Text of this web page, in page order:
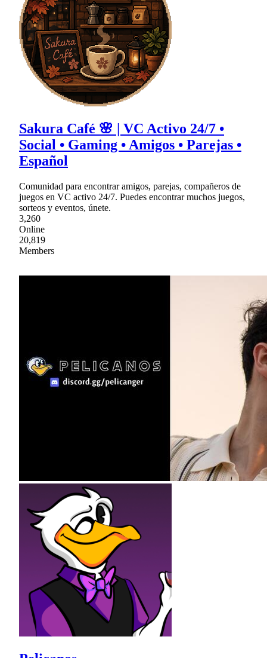
Sakura Café 🌸 | VC Activo 24/7 •
Social • Gaming • Amigos • Parejas •
Español
Comunidad para encontrar amigos, parejas, compañeros de
juegos en VC activo 24/7. Puedes encontrar muchos juegos,
sorteos y eventos, únete.
3,260
Online
20,819
Members